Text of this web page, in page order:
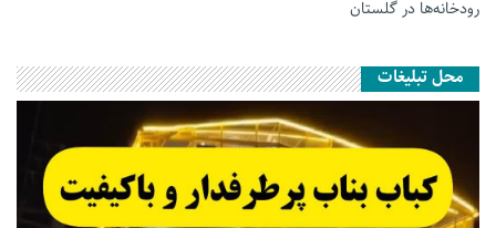
رودخانه‌ها در گلستان
محل تبلیغات